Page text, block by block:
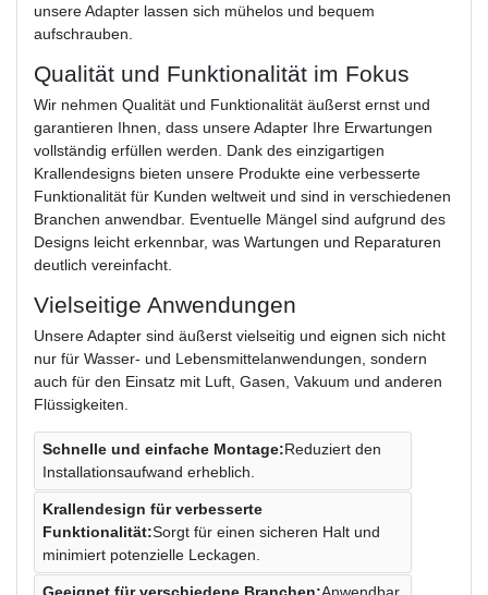
unsere Adapter lassen sich mühelos und bequem
aufschrauben.
Qualität und Funktionalität im Fokus
Wir nehmen Qualität und Funktionalität äußerst ernst und
garantieren Ihnen, dass unsere Adapter Ihre Erwartungen
vollständig erfüllen werden. Dank des einzigartigen
Krallendesigns bieten unsere Produkte eine verbesserte
Funktionalität für Kunden weltweit und sind in verschiedenen
Branchen anwendbar. Eventuelle Mängel sind aufgrund des
Designs leicht erkennbar, was Wartungen und Reparaturen
deutlich vereinfacht.
Vielseitige Anwendungen
Unsere Adapter sind äußerst vielseitig und eignen sich nicht
nur für Wasser- und Lebensmittelanwendungen, sondern
auch für den Einsatz mit Luft, Gasen, Vakuum und anderen
Flüssigkeiten.
Schnelle und einfache Montage:Reduziert den
Installationsaufwand erheblich.
Krallendesign für verbesserte
Funktionalität:Sorgt für einen sicheren Halt und
minimiert potenzielle Leckagen.